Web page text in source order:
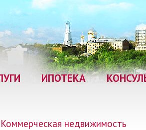
ИПОТЕКА
Коммерческая недвижимость